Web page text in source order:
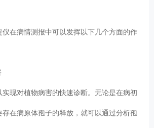
在病情测报中可以发挥以下几个方面的作
现对植物病害的快速诊断。无论是在病初
在病原体孢子的释放，就可以通过分析孢